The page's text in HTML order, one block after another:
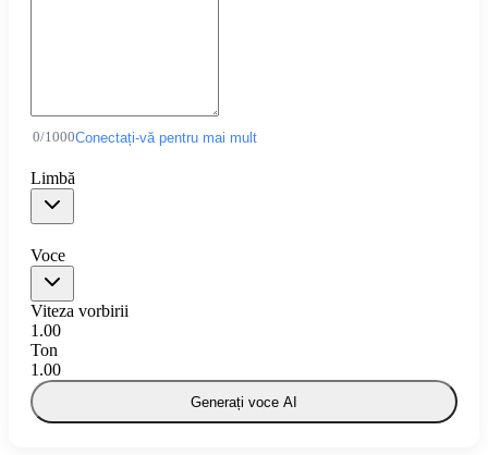
0/1000Conectați-vă pentru mai mult
Limbă
Voce
Viteza vorbirii
1.00
Ton
1.00
Generați voce AI